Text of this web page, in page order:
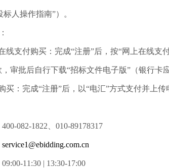
人操作指南”）。
线支付购买：完成“注册”后，按“网上在线
审批后自行下载“招标文件电子版”（银行卡
买：完成“注册”后，以“电汇”方式支付并上
082-1822、010-89178317
service1@ebidding.com.cn
11:30 | 13:30-17:00